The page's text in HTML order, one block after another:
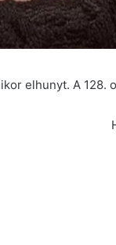
elhunyt. A 128.